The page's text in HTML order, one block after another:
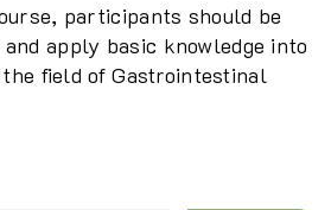
participants should be
apply basic knowledge into
field of Gastrointestinal